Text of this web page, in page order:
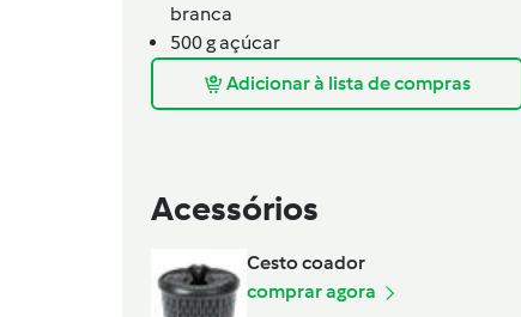
branca
500gaçúcar
Adicionar à lista de compras
Acessórios
Cesto coador
comprar agora